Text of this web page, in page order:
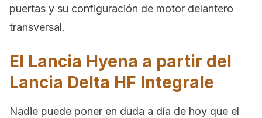
puertas y su configuración de motor delantero
transversal.
El Lancia Hyena a partir del
Lancia Delta HF Integrale
Nadie puede poner en duda a día de hoy que el